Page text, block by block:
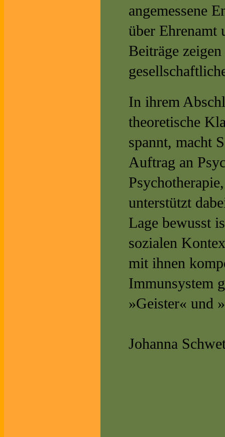
angemessene
über Ehrenamt
Beiträge
In ihrem
theoretische
spannt, macht
Auftrag an
unterstützt
Lage bewusst
sozialen
mit ihnen
Immunsystem
»Geister« und
Johanna